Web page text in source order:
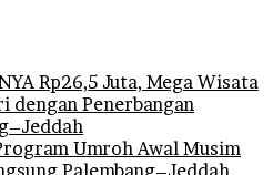
Rp26,5 Juta, Mega Wisata
dengan Penerbangan
Umroh Awal Musim
Palembang–Jeddah